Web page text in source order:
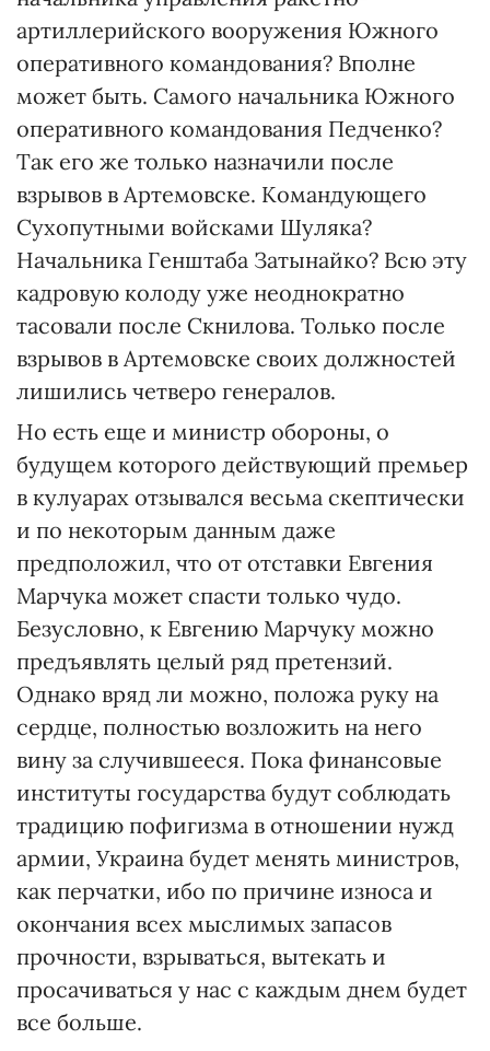
артиллерийского вооружения Южного
оперативного командования? Вполне
может быть. Самого начальника Южного
оперативного командования Педченко?
Так его же только назначили после
взрывов в Артемовске. Командующего
Сухопутными войсками Шуляка?
Начальника Генштаба Затынайко? Всю эту
кадровую колоду уже неоднократно
тасовали после Скнилова. Только после
взрывов в Артемовске своих должностей
лишились четверо генералов.
Но есть еще и министр обороны, о
будущем которого действующий премьер
в кулуарах отзывался весьма скептически
и по некоторым данным даже
предположил, что от отставки Евгения
Марчука может спасти только чудо.
Безусловно, к Евгению Марчуку можно
предъявлять целый ряд претензий.
Однако вряд ли можно, положа руку на
сердце, полностью возложить на него
вину за случившееся. Пока финансовые
институты государства будут соблюдать
традицию пофигизма в отношении нужд
армии, Украина будет менять министров,
как перчатки, ибо по причине износа и
окончания всех мыслимых запасов
прочности, взрываться, вытекать и
просачиваться у нас с каждым днем будет
все больше.